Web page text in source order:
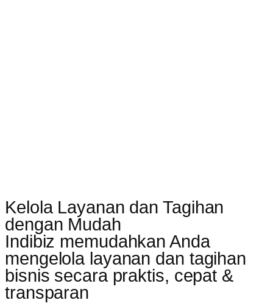
Kelola Layanan dan Tagihan
dengan Mudah
Indibiz memudahkan Anda
mengelola layanan dan tagihan
bisnis secara praktis, cepat &
transparan